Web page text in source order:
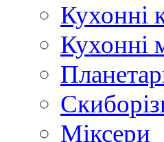
Кухонні
Кухонні
Міксери